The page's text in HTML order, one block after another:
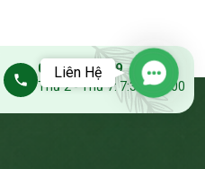
0909 789 789
Thứ 2 - Thứ 7: 7:30 - 17:00
Liên Hệ